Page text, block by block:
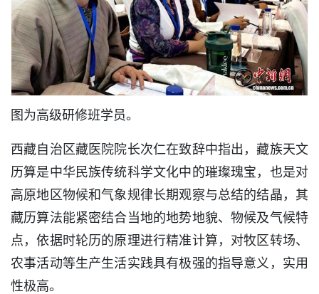
图为高级研修班学员。
西藏自治区藏医院院长次仁在致辞中指出，藏族天文
历算是中华民族传统科学文化中的璀璨瑰宝，也是对
高原地区物候和气象规律长期观察与总结的结晶，其
藏历算法能紧密结合当地的地势地貌、物候及气候特
点，依据时轮历的原理进行精准计算，对牧区转场、
农事活动等生产生活实践具有极强的指导意义，实用
性极高。